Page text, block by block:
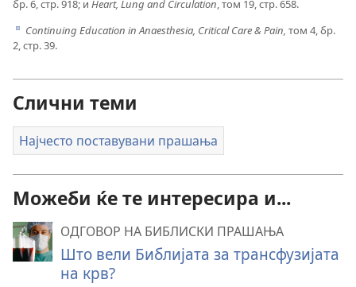
бр. 6, стр. 918; и Heart, Lung and Circulation, том 19, стр. 658.
d Continuing Education in Anaesthesia, Critical Care & Pain, том 4, бр.
2, стр. 39.
Слични теми
Најчесто поставувани прашања
Можеби ќе те интересира и...
ОДГОВОР НА БИБЛИСКИ ПРАШАЊА
Што вели Библијата за трансфузијата
на крв?